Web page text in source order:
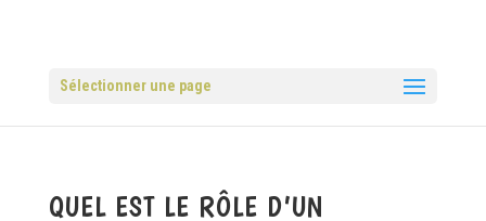
Sélectionner une page
QUEL EST LE RÔLE D’UN